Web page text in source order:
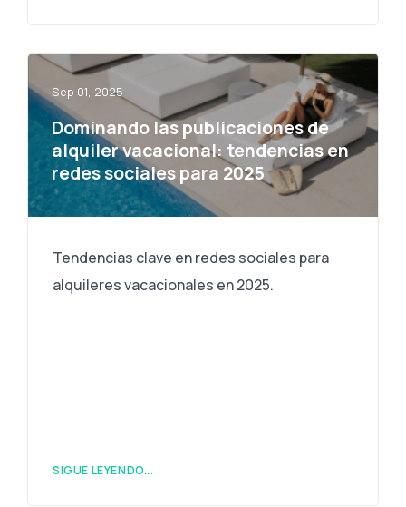
Sep 01, 2025
Dominando las publicaciones de
alquiler vacacional: tendencias en
redes sociales para 2025
Tendencias clave en redes sociales para
alquileres vacacionales en 2025.
SIGUE LEYENDO...